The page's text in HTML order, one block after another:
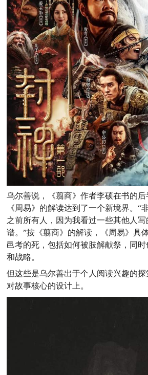
乌尔善说，《翦商》作者李硕在书的
《周易》的解读达到了一个新境界。“
之前所有人，因为我看过一些其他人
谱。”按《翦商》的解读，《周易》具
邑考的死，包括如何被肢解献祭，同
和战略。
但这些是乌尔善出于个人阅读兴趣的探
对故事核心的设计上。